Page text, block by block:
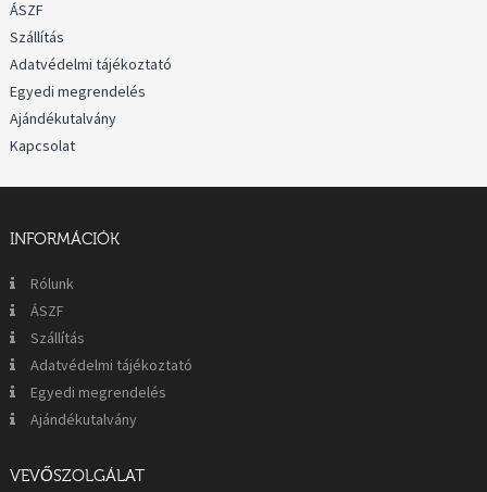
ÁSZF
Szállítás
Adatvédelmi tájékoztató
Egyedi megrendelés
Ajándékutalvány
Kapcsolat
INFORMÁCIÓK
Rólunk
ÁSZF
Szállítás
Adatvédelmi tájékoztató
Egyedi megrendelés
Ajándékutalvány
VEVŐSZOLGÁLAT